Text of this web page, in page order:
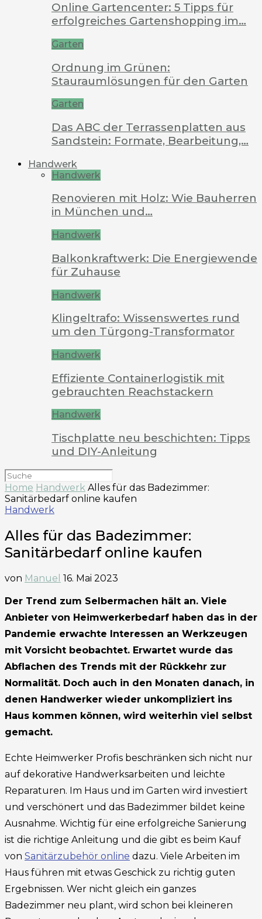
Online Gartencenter: 5 Tipps für
erfolgreiches Gartenshopping im…
Garten
Ordnung im Grünen:
Stauraumlösungen für den Garten
Garten
Das ABC der Terrassenplatten aus
Sandstein: Formate, Bearbeitung,…
Handwerk
Handwerk
Renovieren mit Holz: Wie Bauherren
in München und…
Handwerk
Balkonkraftwerk: Die Energiewende
für Zuhause
Handwerk
Klingeltrafo: Wissenswertes rund
um den Türgong-Transformator
Handwerk
Effiziente Containerlogistik mit
gebrauchten Reachstackern
Handwerk
Tischplatte neu beschichten: Tipps
und DIY-Anleitung
Home Handwerk Alles für das Badezimmer:
Sanitärbedarf online kaufen
Handwerk
Alles für das Badezimmer:
Sanitärbedarf online kaufen
von Manuel 16. Mai 2023
Der Trend zum Selbermachen hält an. Viele
Anbieter von Heimwerkerbedarf haben das in der
Pandemie erwachte Interessen an Werkzeugen
mit Vorsicht beobachtet. Erwartet wurde das
Abflachen des Trends mit der Rückkehr zur
Normalität. Doch auch in den Monaten danach, in
denen Handwerker wieder unkompliziert ins
Haus kommen können, wird weiterhin viel selbst
gemacht.
Echte Heimwerker Profis beschränken sich nicht nur
auf dekorative Handwerksarbeiten und leichte
Reparaturen. Im Haus und im Garten wird investiert
und verschönert und das Badezimmer bildet keine
Ausnahme. Wichtig für eine erfolgreiche Sanierung
ist die richtige Anleitung und die gibt es beim Kauf
von Sanitärzubehör online dazu. Viele Arbeiten im
Haus führen mit etwas Geschick zu richtig guten
Ergebnissen. Wer nicht gleich ein ganzes
Badezimmer neu plant, wird schon bei kleineren